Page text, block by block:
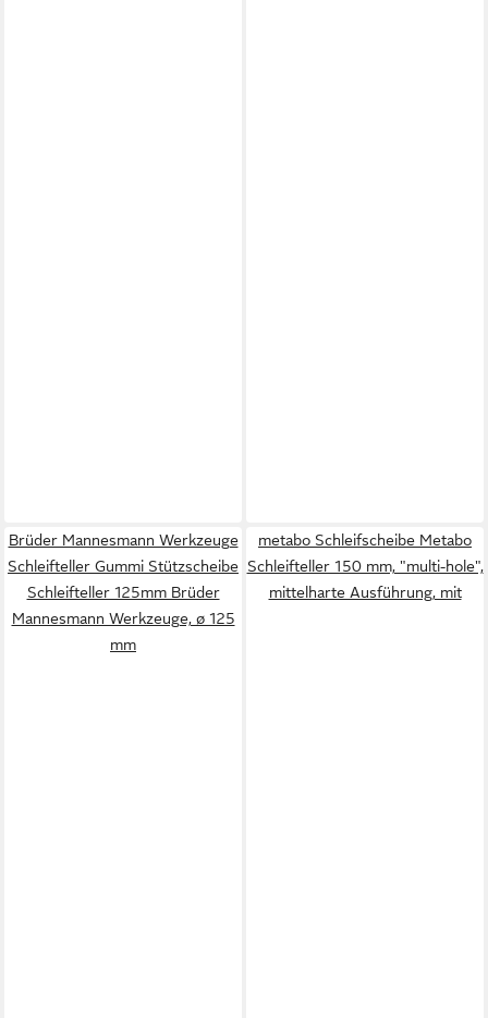
Brüder Mannesmann Werkzeuge
Schleifteller Gummi Stützscheibe
Schleifteller 125mm Brüder
Mannesmann Werkzeuge, ø 125
mm
metabo Schleifscheibe Metabo
Schleifteller 150 mm, "multi-hole",
mittelharte Ausführung, mit